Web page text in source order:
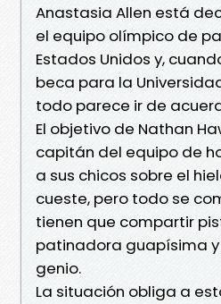
Anastasia Allen está
el equipo olímpico de
Estados Unidos y,
beca para la
todo parece ir de
El objetivo de Nathan
capitán del equipo de
a sus chicos sobre el
cueste, pero todo se
tienen que compartir
patinadora guapísima
genio.
La situación obliga a